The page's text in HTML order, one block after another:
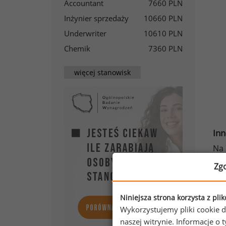
Accountant
7660 PLN
Inżynier sprzedaży
10660 PLN
Underwriter
10610 PLN
Chemik
7360 PLN
więcej stanowisk
Niniejsza strona korzysta z
Wykorzystujemy pliki cookie
naszej witrynie. Informacje o